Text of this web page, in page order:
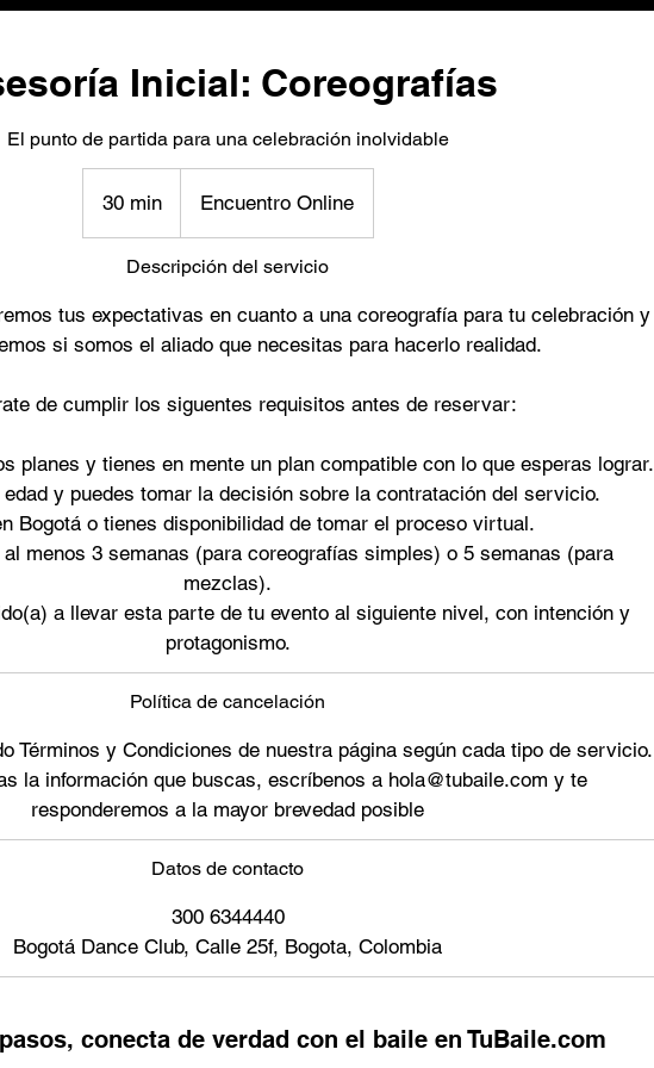
Inicial: Coreografías
El punto de partida para una celebración inolvidable
30 min3
0
i
n
Encuentro Online
Descripción del servicio
tus expectativas en cuanto a una coreografía para tu celebración y
si somos el aliado que necesitas para hacerlo realidad.
de cumplir los siguentes requisitos antes de reservar:
planes y tienes en mente un plan compatible con lo que esperas lograr.
y puedes tomar la decisión sobre la contratación del servicio.
Bogotá o tienes disponibilidad de tomar el proceso virtual.
al menos 3 semanas (para coreografías simples) o 5 semanas (para
mezclas).
a llevar esta parte de tu evento al siguiente nivel, con intención y
protagonismo.
Política de cancelación
Términos y Condiciones de nuestra página según cada tipo de servicio.
la información que buscas, escríbenos a hola@tubaile.com y te
responderemos a la mayor brevedad posible
Datos de contacto
300 6344440
Bogotá Dance Club, Calle 25f, Bogota, Colombia
conecta de verdad con el baile en TuBaile.com